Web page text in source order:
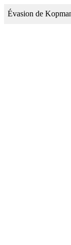
Évasion de